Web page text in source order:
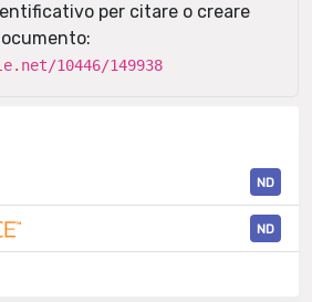
per citare o creare
10446/149938
ND
ND